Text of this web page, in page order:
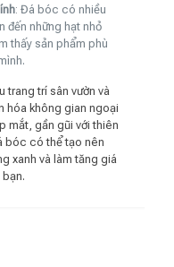
: Đá bóc có nhiều
đến những hạt nhỏ
thấy sản phẩm phù
trang trí sân vườn và
hóa không gian ngoại
mắt, gần gũi với thiên
bóc có thể tạo nên
xanh và làm tăng giá